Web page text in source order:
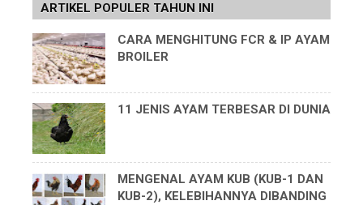
ARTIKEL POPULER TAHUN INI
CARA MENGHITUNG FCR & IP AYAM
BROILER
11 JENIS AYAM TERBESAR DI DUNIA
MENGENAL AYAM KUB (KUB-1 DAN
KUB-2), KELEBIHANNYA DIBANDING